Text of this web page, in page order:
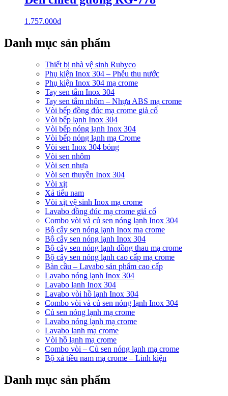
1.757.000₫
Danh mục sản phẩm
Thiết bị nhà vệ sinh Rubyco
Phụ kiện Inox 304 – Phễu thu nước
Phụ kiện Inox 304 mạ crome
Tay sen tắm Inox 304
Tay sen tắm nhôm – Nhựa ABS mạ crome
Vòi bếp đồng đúc mạ crome giả cổ
Vòi bếp lạnh Inox 304
Vòi bếp nóng lạnh Inox 304
Vòi bếp nóng lạnh mạ Crome
Vòi sen Inox 304 bóng
Vòi sen nhôm
Vòi sen nhựa
Vòi sen thuyền Inox 304
Vòi xịt
Xả tiểu nam
Vòi xịt vệ sinh Inox mạ crome
Lavabo đồng đúc mạ crome giả cổ
Combo vòi và củ sen nóng lạnh Inox 304
Bộ cây sen nóng lạnh Inox mạ crome
Bộ cây sen nóng lạnh Inox 304
Bộ cây sen nóng lạnh đồng thau mạ crome
Bộ cây sen nóng lạnh cao cấp mạ crome
Bàn cầu – Lavabo sản phẩm cao cấp
Lavabo nóng lạnh Inox 304
Lavabo lạnh Inox 304
Lavabo vòi hồ lạnh Inox 304
Combo vòi và củ sen nóng lạnh Inox 304
Củ sen nóng lạnh mạ crome
Lavabo nóng lạnh mạ crome
Lavabo lạnh mạ crome
Vòi hồ lạnh mạ crome
Combo vòi – Củ sen nóng lạnh mạ crome
Bộ xả tiều nam mạ crome – Linh kiện
Danh mục sản phẩm